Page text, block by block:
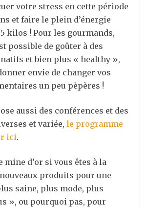
votre stress en cette période
et faire le plein d’énergie
kilos ! Pour les gourmands,
possible de goûter à des
et bien plus « healthy »,
envie de changer vos
un peu pèpères !
aussi des conférences et des
et variée, le programme
ici.
mine d’or si vous êtes à la
produits pour une
saine, plus mode, plus
», ou pourquoi pas, pour